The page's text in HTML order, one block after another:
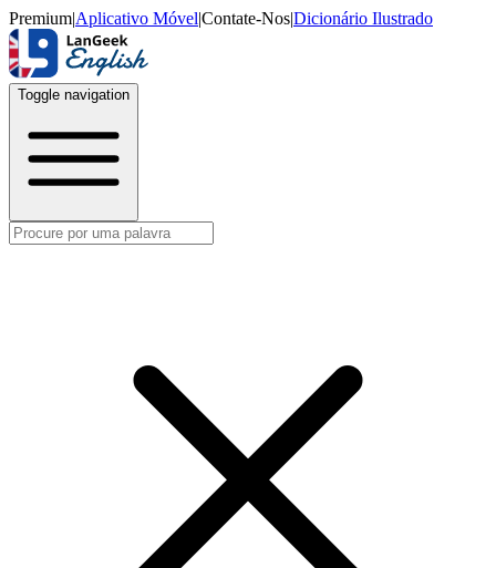
Premium|Aplicativo Móvel|Contate-Nos|Dicionário Ilustrado
Toggle navigation